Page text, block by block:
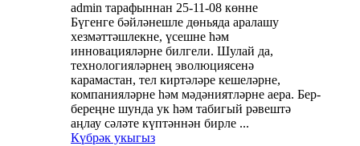
admin тарафыннан 25-11-08 көнне
Бүгенге бәйләнешле дөньяда аралашу
хезмәттәшлекне, үсешне һәм
инновацияләрне билгели. Шулай да,
технологияләрнең эволюциясенә
карамастан, тел киртәләре кешеләрне,
компанияләрне һәм мәдәниятләрне аера. Бер-
береңне шунда ук һәм табигый рәвештә
аңлау сәләте күптәннән бирле ...
Күбрәк укыгыз